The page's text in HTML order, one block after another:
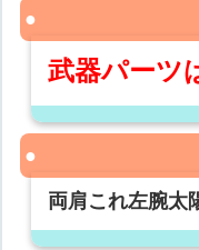
武器パーツ
両肩これ左腕太